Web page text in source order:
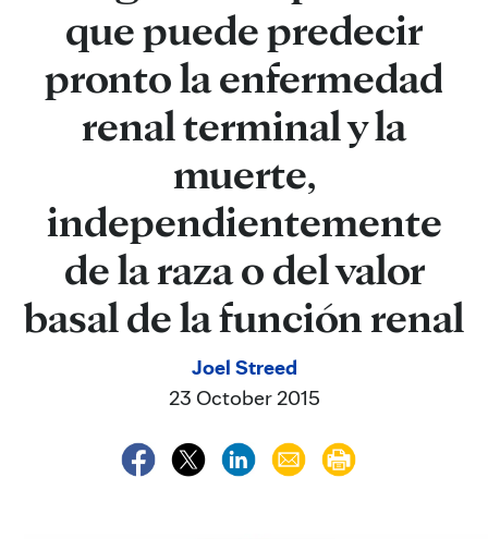
que puede predecir
pronto la enfermedad
renal terminal y la
muerte,
independientemente
de la raza o del valor
basal de la función renal
Joel Streed
23 October 2015